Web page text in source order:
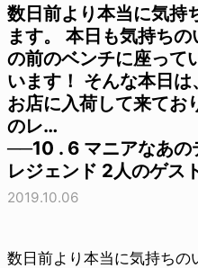
数日前より本当に気持
ます。 本日も気持ち
の前のベンチに座って
います！ そんな本日
お店に入荷して来てお
のレ…
──10 . 6 マニアなあの
レジェンド 2人のゲス
2019.10.06
数日前より本当に気持ちの